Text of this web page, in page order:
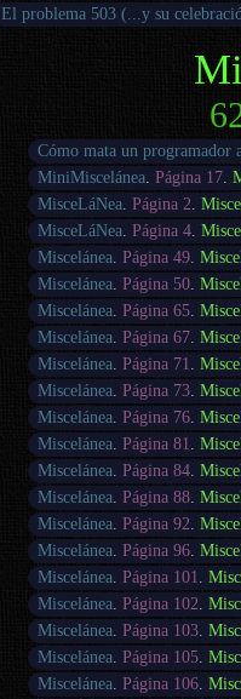
El problema 503 (...y su
Cómo mata un programador
MiniMiscelánea Página 17.
MisceLáNea Página 2
MisceLáNea Página 4.
Miscelánea Página 49.
Miscelánea Página 50.
Miscelánea Página 65.
Miscelánea Página 67.
Miscelánea Página 71
Miscelánea Página 73.
Miscelánea Página 76.
Miscelánea Página 81
Miscelánea Página 84.
Miscelánea Página 88.
Miscelánea Página 92
Miscelánea Página 96.
Miscelánea Página 101
Miscelánea Página 102
Miscelánea Página 103.
Miscelánea Página 105.
Miscelánea Página 106.